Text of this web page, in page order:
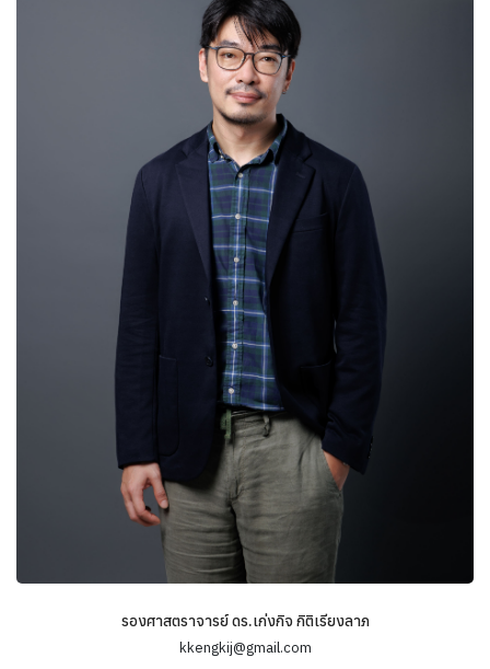
ข้อมูลความเชี่ยวชาญ
Social Change & Social Class
รองศาสตราจารย์ ดร.เก่งกิจ กิติเรียงลาภ
kkengkij@gmail.com